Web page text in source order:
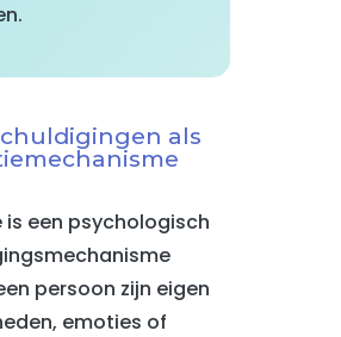
als
is een psychologisch
persoon zijn eigen
emoties of